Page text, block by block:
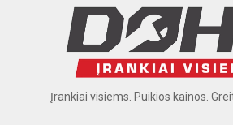
Įrankiai visiems. Puikios kainos.